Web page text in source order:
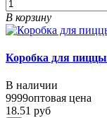
В корзину
Коробка для
В наличии
9999оптовая цена
18.51 руб